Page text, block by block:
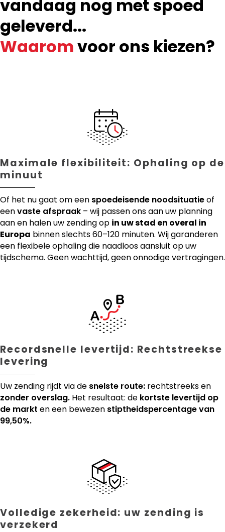
vandaag nog met spoed
geleverd...
Waaromvoor ons kiezen?
Maximale flexibiliteit: Ophaling op de
minuut
Of het nu gaat om een spoedeisende noodsituatieof
eenvaste afspraak – wij passen ons aan uw planning
aan en halen uw zending op in uw stad en overal in
Europa binnen slechts 60–120 minuten. Wij garanderen
een flexibele ophaling die naadloos aansluit op uw
tijdschema. Geen wachttijd, geen onnodige vertragingen.
Recordsnelle levertijd: Rechtstreekse
levering
Uw zending rijdt via de snelste route: rechtstreeks en
zonder overslag. Het resultaat: de kortste levertijd op
de markt en een bewezen stiptheidspercentage van
99,50%.
Volledige zekerheid: uw zending is
verzekerd